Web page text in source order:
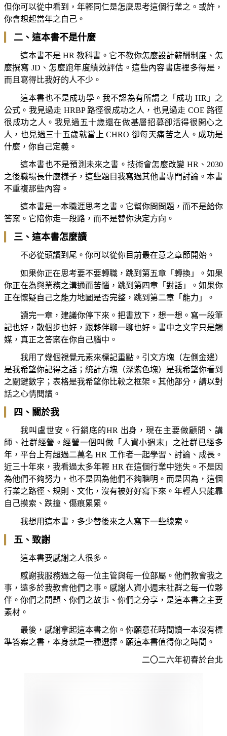
但你可以從中看到，年輕同仁是怎麼思考這個行業之。或許，
你會想起當年之自己。
二、這本書不是什麼
這本書不是 HR 教科書。它不教你怎麼設計薪酬制度、怎
麼撰寫 JD、怎麼跑年度績效評估。這些內容書店裡多得是，
而且寫得比我好的人不少。
這本書也不是成功學。我不認為有所謂之「成功 HR」之
公式。我見過走 HRBP 路徑很成功之人，也見過走 COE 路徑
很成功之人。我見過五十歲還在做基層招募卻活得很開心之
人，也見過三十五歲就當上 CHRO 卻每天痛苦之人。成功是
什麼，你自己定義。
這本書也不是預測未來之書。技術會怎麼改變 HR、2030
之後職場長什麼樣子，這些題目我寫過其他書專門討論。本書
不重複那些內容。
這本書是一本職涯思考之書。它幫你問問題，而不是給你
答案。它陪你走一段路，而不是替你決定方向。
三、這本書怎麼讀
不必從頭讀到尾。你可以從你目前最在意之章節開始。
如果你正在思考要不要轉職，跳到第五章「轉換」。如果
你正在為與業務之溝通而苦惱，跳到第四章「對話」。如果你
正在懷疑自己之能力地圖是否完整，跳到第二章「能力」。
讀完一章，建議你停下來。把書放下，想一想。寫一段筆
記也好，散個步也好，跟夥伴聊一聊也好。書中之文字只是觸
媒，真正之答案在你自己腦中。
我用了幾個視覺元素來標記重點。引文方塊（左側金邊）
是我希望你記得之話；統計方塊（深紫色塊）是我希望你看到
之關鍵數字；表格是我希望你比較之框架。其他部分，請以對
話之心情閱讀。
四、關於我
我叫盧世安。行銷底的HR 出身，現在主要做顧問、講
師、社群經營。經營一個叫做「人資小週末」之社群已經多
年，平台上有超過二萬名 HR 工作者一起學習、討論、成長。
近三十年來，我看過太多年輕 HR 在這個行業中迷失。不是因
為他們不夠努力，也不是因為他們不夠聰明。而是因為，這個
行業之路徑、規則、文化，沒有被好好寫下來。年輕人只能靠
自己摸索、跌撞、傷痕累累。
我想用這本書，多少替後來之人寫下一些線索。
五、致謝
這本書要感謝之人很多。
感謝我服務過之每一位主管與每一位部屬。他們教會我之
事，遠多於我教會他們之事。感謝人資小週末社群之每一位夥
伴。你們之問題、你們之故事、你們之分享，是這本書之主要
素材。
最後，感謝拿起這本書之你。你願意花時間讀一本沒有標
準答案之書，本身就是一種選擇。願這本書值得你之時間。
二〇二六年初春於台北